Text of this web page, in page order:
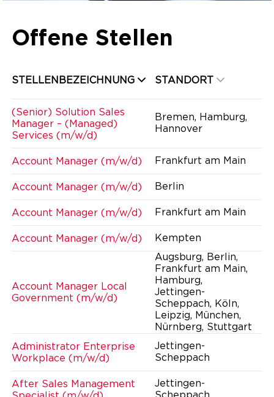
Offene Stellen
STELLENBEZEICHNUNG STANDORT
(Senior) Solution Sales
Manager – (Managed)
Services (m/w/d)
Bremen, Hamburg,
Hannover
Account Manager (m/w/d) Frankfurt am Main
Account Manager (m/w/d) Berlin
Account Manager (m/w/d) Frankfurt am Main
Account Manager (m/w/d) Kempten
Account Manager Local
Government (m/w/d)
Augsburg, Berlin,
Frankfurt am Main,
Hamburg,
Jettingen-
Scheppach, Köln,
Leipzig, München,
Nürnberg, Stuttgart
Administrator Enterprise
Workplace (m/w/d)
Jettingen-
Scheppach
After Sales Management
Jettingen-